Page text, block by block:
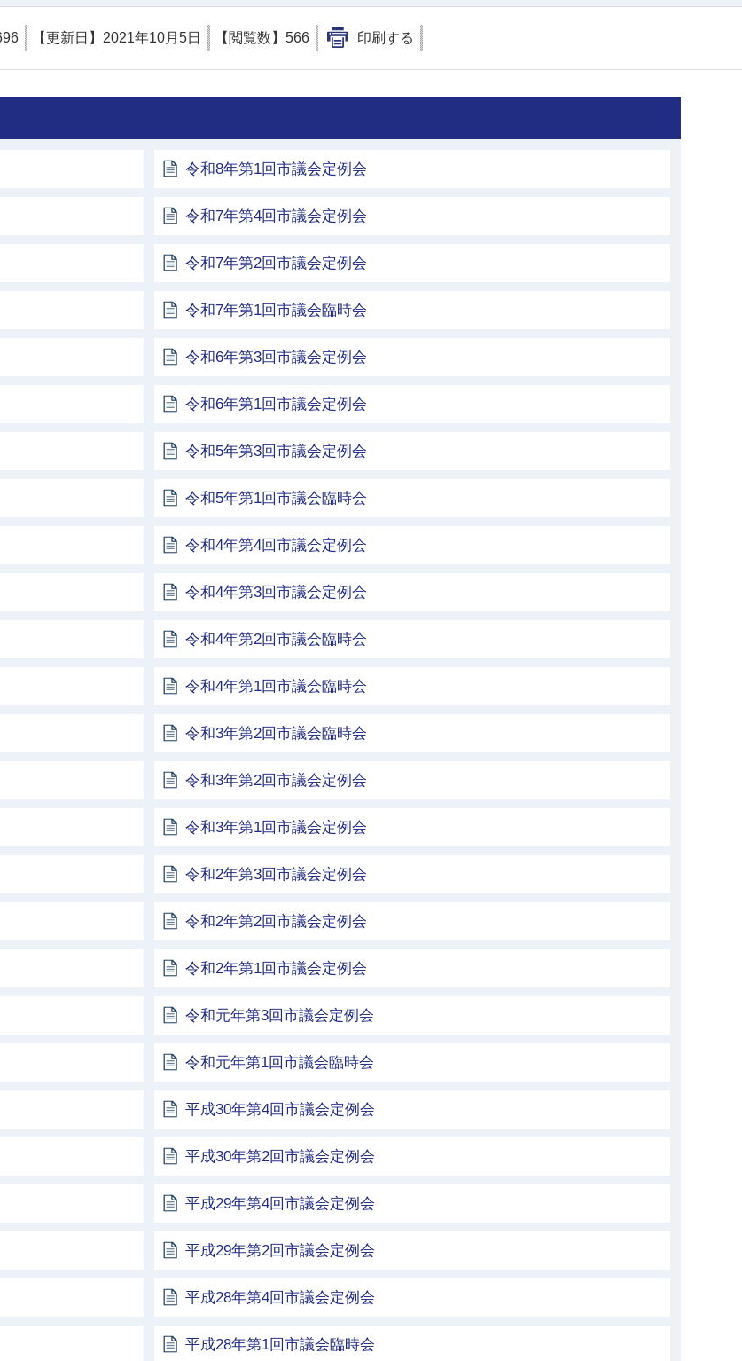
【更新日】 2021年10月5日 【閲覧数】 566 印刷する
令和8年第1回市議会定例会
令和7年第4回市議会定例会
令和7年第2回市議会定例会
令和7年第1回市議会臨時会
令和6年第3回市議会定例会
令和6年第1回市議会定例会
令和5年第3回市議会定例会
令和5年第1回市議会臨時会
令和4年第4回市議会定例会
令和4年第3回市議会定例会
令和4年第2回市議会臨時会
令和4年第1回市議会臨時会
令和3年第2回市議会臨時会
令和3年第2回市議会定例会
令和3年第1回市議会定例会
令和2年第3回市議会定例会
令和2年第2回市議会定例会
令和2年第1回市議会定例会
令和元年第3回市議会定例会
令和元年第1回市議会臨時会
平成30年第4回市議会定例会
平成30年第2回市議会定例会
平成29年第4回市議会定例会
平成29年第2回市議会定例会
平成28年第4回市議会定例会
平成28年第1回市議会臨時会